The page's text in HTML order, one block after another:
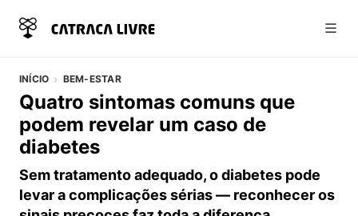
INÍCIO BEM-ESTAR
Quatro sintomas comuns que
podem revelar um caso de
diabetes
Sem tratamento adequado, o diabetes pode
levar a complicações sérias — reconhecer os